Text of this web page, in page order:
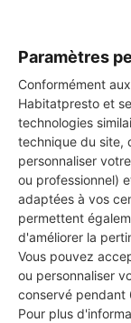
Paramètres
Conformément
Habitatpresto et
technologies
technique du site,
personnaliser
ou professionnel)
adaptées à vos
permettent
d'améliorer la
Vous pouvez
ou personnaliser
conservé pendant
Pour plus
Vous souhaitez
choisir ? Demandez